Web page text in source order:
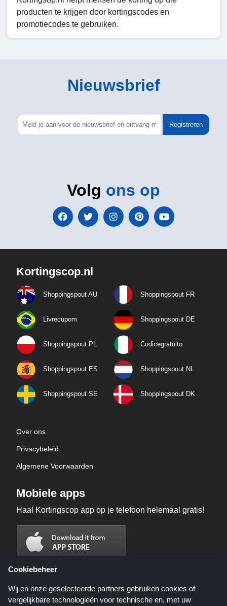
producten te krijgen door kortingscodes en
promotiecodes te gebruiken.
Nieuwsbrief
Registreren
Volg ons op
Kortingscop.nl
Shoppingspout AU Shoppingspout FR
Livrecupom Shoppingspout DE
Shoppingspout PL Codicegratuito
Shoppingspout ES Shoppingspout NL
Shoppingspout SE Shoppingspout DK
Over ons
Privacybeleid
Algemene Voorwaarden
Mobiele apps
Haal Kortingscop app op je telefoon helemaal gratis!
Cookiebeheer
Wij en onze geselecteerde partners gebruiken cookies of
vergelijkbare technologieën voor technische en, met uw